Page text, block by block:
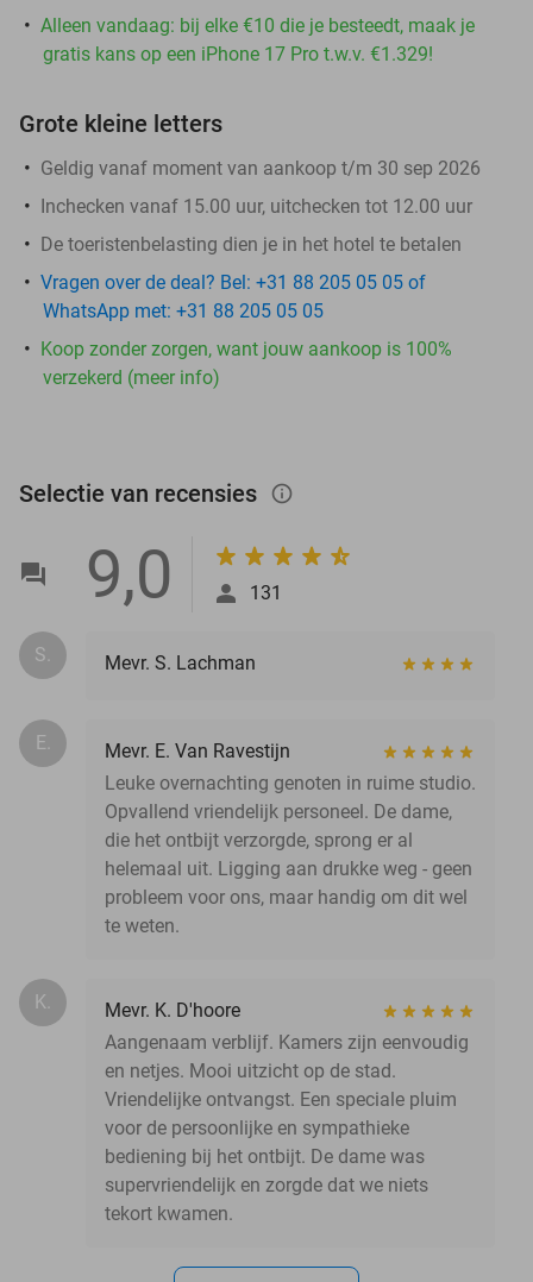
Alleen vandaag: bij elke €10 die je besteedt, maak je
gratis kans op een iPhone 17 Pro t.w.v. €1.329!
Grote kleine letters
Geldig vanaf moment van aankoop t/m 30 sep 2026
Inchecken vanaf 15.00 uur, uitchecken tot 12.00 uur
De toeristenbelasting dien je in het hotel te betalen
Vragen over de deal? Bel: +31 88 205 05 05 of
WhatsApp met: +31 88 205 05 05
Koop zonder zorgen, want jouw aankoop is 100%
verzekerd (meer info)
Selectie van recensies info_outlined
9,0 131
S. Mevr. S. Lachman
E.
Mevr. E. Van Ravestijn
Leuke overnachting genoten in ruime studio.
Opvallend vriendelijk personeel. De dame,
die het ontbijt verzorgde, sprong er al
helemaal uit. Ligging aan drukke weg - geen
probleem voor ons, maar handig om dit wel
te weten.
K.
Mevr. K. D'hoore
Aangenaam verblijf. Kamers zijn eenvoudig
en netjes. Mooi uitzicht op de stad.
Vriendelijke ontvangst. Een speciale pluim
voor de persoonlijke en sympathieke
bediening bij het ontbijt. De dame was
supervriendelijk en zorgde dat we niets
tekort kwamen.